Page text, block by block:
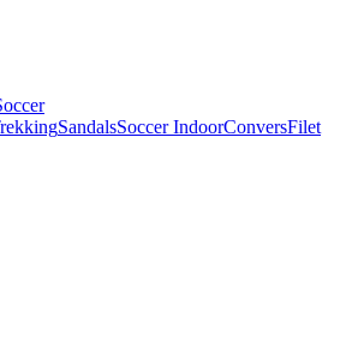
SandalsSoccer IndoorConversFilet